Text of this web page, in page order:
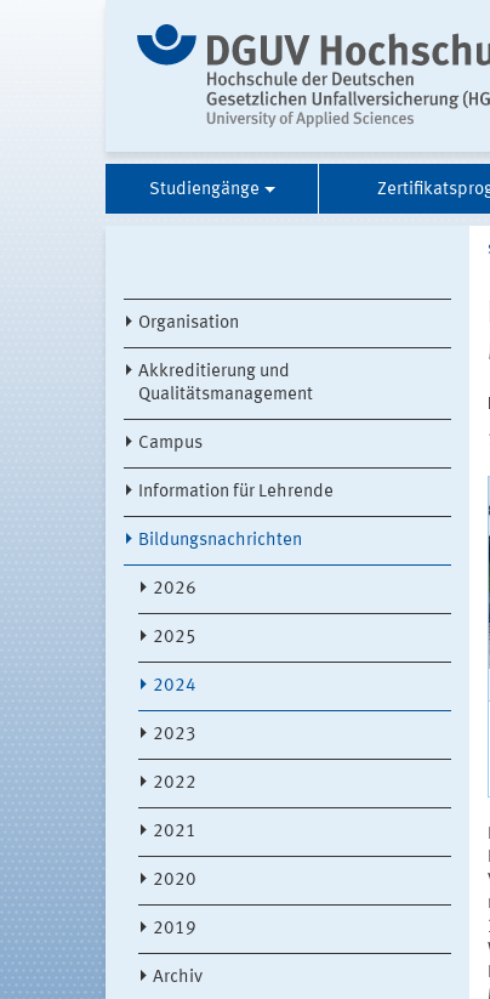
Studiengänge
Organisation
Akkreditierung und
Qualitätsmanagement
Campus
Information für Lehrende
Bildungsnachrichten
2026
2025
2024
2023
2022
2021
2020
2019
Archiv